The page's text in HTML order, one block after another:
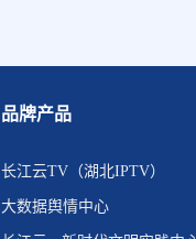
品牌产品
长江云TV（湖北IPTV）
大数据舆情中心